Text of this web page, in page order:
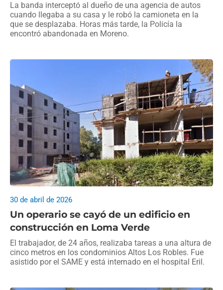
La banda interceptó al dueño de una agencia de autos
cuando llegaba a su casa y le robó la camioneta en la
que se desplazaba. Horas más tarde, la Policía la
encontró abandonada en Moreno.
Un operario se cayó de un edificio en
construcción en Loma Verde
30 de abril de 2026
El trabajador, de 24 años, realizaba tareas a una altura de
cinco metros en los condominios Altos Los Robles. Fue
asistido por el SAME y está internado en el hospital Eril.